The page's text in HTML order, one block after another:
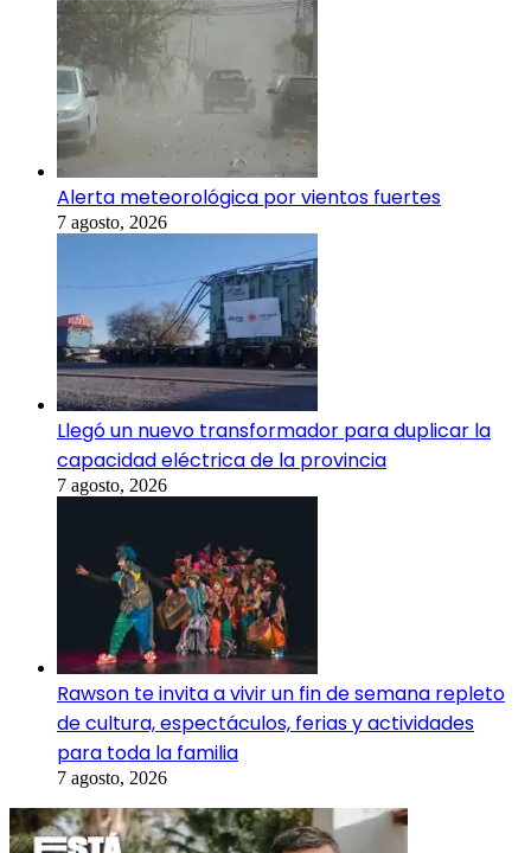
Alerta meteorológica por vientos fuertes
7 agosto, 2026
Llegó un nuevo transformador para duplicar la
capacidad eléctrica de la provincia
7 agosto, 2026
Rawson te invita a vivir un fin de semana repleto
de cultura, espectáculos, ferias y actividades
para toda la familia
7 agosto, 2026